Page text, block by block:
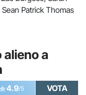
Patrick Thomas
alieno a
4.9/5
VOTA